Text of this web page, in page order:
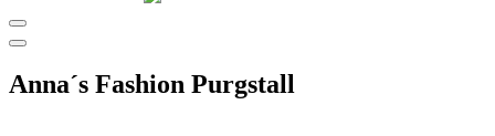
Anna´s Fashion Purgstall